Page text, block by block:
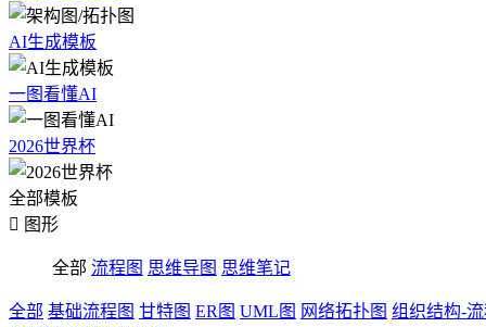
AI生成模板
一图看懂AI
2026世界杯
全部模板
 图形
全部 流程图 思维导图 思维笔记
全部 基础流程图 甘特图 ER图 UML图 网络拓扑图 组织结构-